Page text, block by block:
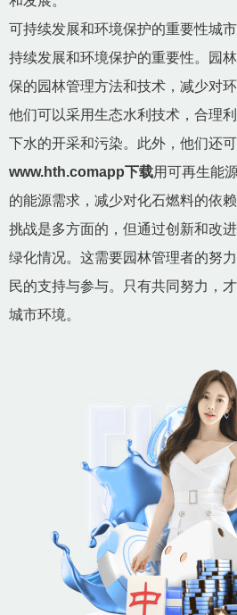
可持续发展和环境保护的重要性城
持续发展和环境保护的重要性。园
保的园林管理方法和技术，减少对
他们可以采用生态水利技术，合理
下水的开采和污染。此外，他们还
www.hth.comapp下载用可再生能
的能源需求，减少对化石燃料的依
挑战是多方面的，但通过创新和改
绿化情况。这需要园林管理者的努
民的支持与参与。只有共同努力，
城市环境。